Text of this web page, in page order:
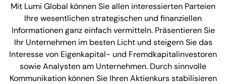
Mit Lumi Global können Sie allen interessierten Parteien
Ihre wesentlichen strategischen und finanziellen
Informationen ganz einfach vermitteln. Präsentieren Sie
Ihr Unternehmen im besten Licht und steigern Sie das
Interesse von Eigenkapital- und Fremdkapitalinvestoren
sowie Analysten am Unternehmen. Durch sinnvolle
Kommunikation können Sie Ihren Aktienkurs stabilisieren